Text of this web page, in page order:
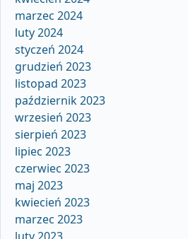
marzec 2024
luty 2024
styczeń 2024
grudzień 2023
listopad 2023
październik 2023
wrzesień 2023
sierpień 2023
lipiec 2023
czerwiec 2023
maj 2023
kwiecień 2023
marzec 2023